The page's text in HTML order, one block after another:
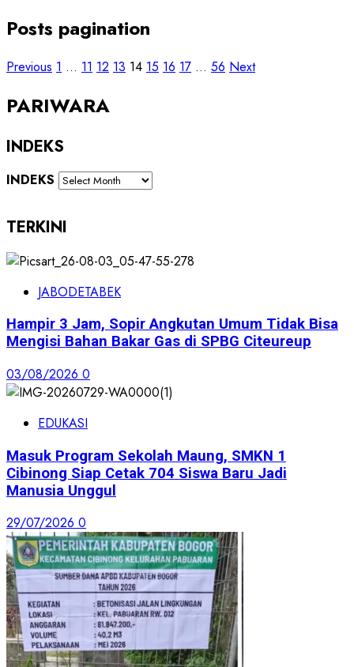
Posts pagination
Previous 1 … 11 12 13 14 15 16 17 … 56 Next
PARIWARA
INDEKS
INDEKS
TERKINI
JABODETABEK
Hampir 3 Jam, Sopir Angkutan Umum Tidak Bisa
Mengisi Bahan Bakar Gas di SPBG Citeureup
03/08/2026 0
EDUKASI
Masuk Program Sekolah Maung, SMKN 1
Cibinong Siap Cetak 704 Siswa Baru Jadi
Manusia Unggul
29/07/2026 0